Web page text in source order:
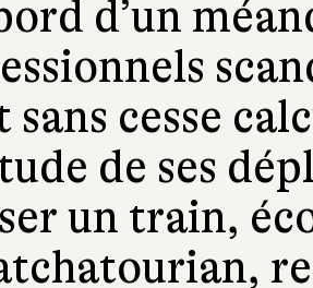
d’un
sans cesse
de ses
un train,